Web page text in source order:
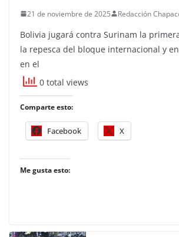
21 de noviembre de 2025 Redacción
Bolivia jugará contra Surinam la
la repesca del bloque internacional y
en el
0 total views
Comparte esto:
Facebook X
Me gusta esto: